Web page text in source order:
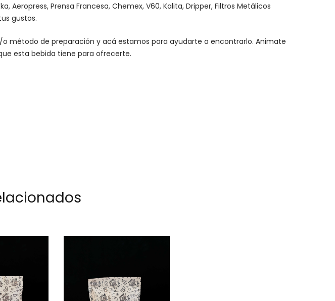
, Aeropress, Prensa Francesa, Chemex, V60, Kalita, Dripper, Filtros Metálicos
gustos.
método de preparación y acá estamos para ayudarte a encontrarlo. Animate
esta bebida tiene para ofrecerte.